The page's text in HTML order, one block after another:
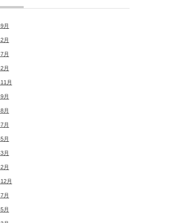
月
月
月
月
月
月
月
月
月
月
月
月
月
月